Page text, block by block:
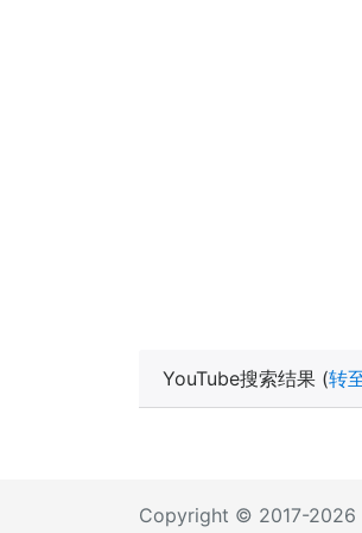
YouTube搜索结果 (转
Copyright © 2017-2026